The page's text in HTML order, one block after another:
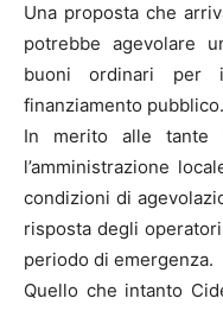
Una proposta che
potrebbe agevolare
buoni ordinari per
finanziamento pubblico.
In merito alle tante
l’amministrazione
condizioni di
risposta degli
periodo di emergenza.
Quello che intanto